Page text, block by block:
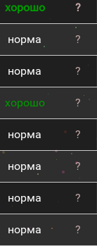
хорошо ?
норма ?
норма ?
хорошо ?
норма ?
норма ?
норма ?
норма ?